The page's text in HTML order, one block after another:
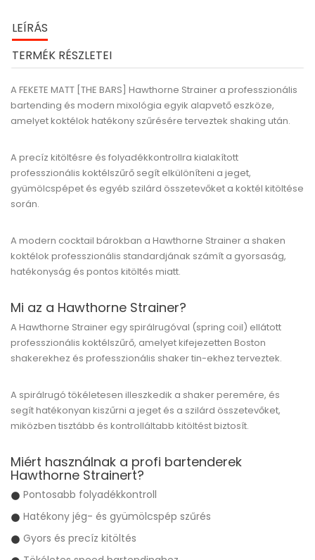
LEÍRÁS
TERMÉK RÉSZLETEI
A FEKETE MATT [THE BARS] Hawthorne Strainer a professzionális
bartending és modern mixológia egyik alapvető eszköze,
amelyet koktélok hatékony szűrésére terveztek shaking után.
A precíz kitöltésre és folyadékkontrollra kialakított
professzionális koktélszűrő segít elkülöníteni a jeget,
gyümölcspépet és egyéb szilárd összetevőket a koktél kitöltése
során.
A modern cocktail bárokban a Hawthorne Strainer a shaken
koktélok professzionális standardjának számít a gyorsaság,
hatékonyság és pontos kitöltés miatt.
Mi az a Hawthorne Strainer?
A Hawthorne Strainer egy spirálrugóval (spring coil) ellátott
professzionális koktélszűrő, amelyet kifejezetten Boston
shakerekhez és professzionális shaker tin-ekhez terveztek.
A spirálrugó tökéletesen illeszkedik a shaker peremére, és
segít hatékonyan kiszűrni a jeget és a szilárd összetevőket,
miközben tisztább és kontrolláltabb kitöltést biztosít.
Miért használnak a profi bartenderek
Hawthorne Strainert?
Pontosabb folyadékkontroll
Hatékony jég- és gyümölcspép szűrés
Gyors és precíz kitöltés